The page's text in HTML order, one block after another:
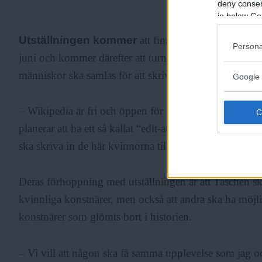
deny
in below
Google
ANNONS
Utställningen kommer att finnas på Malmö
juni och kommer därefter att turnera. De planerar
människor ska samlas för att skriva in kvinnorna på
– Wikipedia är fri och öppen för alla och ett format
planerar att ha ett så kallat “edit-aton” under
ska skriva in de här kvinnorna tillsammans, säger
Deras förhoppning med utställningen är att Taschen
kvinnliga konstnärer, men också att andra ska ha
konstnärer som glömts bort i historien.
– Vi vill att någon ska få samma upplevelse som jag